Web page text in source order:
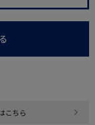
こちら